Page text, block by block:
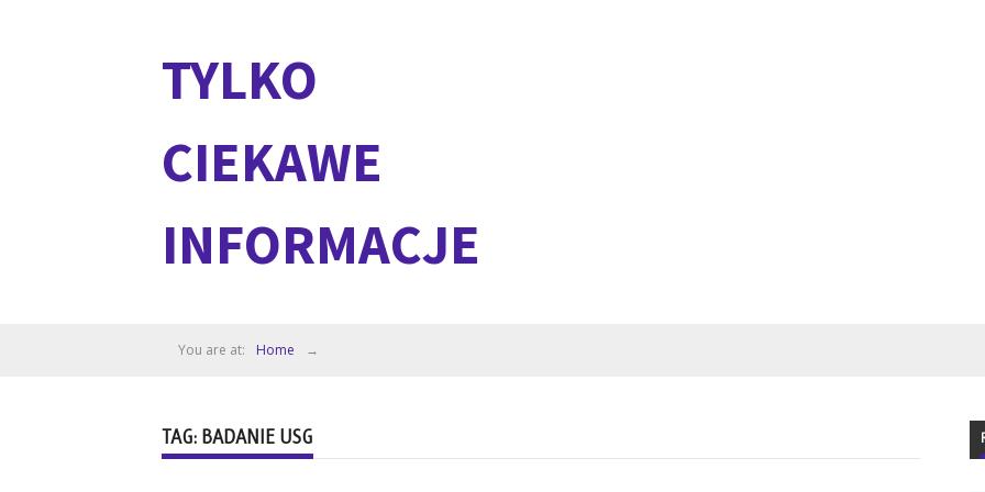
TYLKO
CIEKAWE
INFORMACJE
You are at: Home →
TAG: BADANIE USG